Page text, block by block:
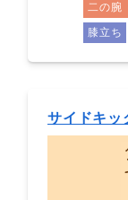
二の腕
膝立ち
サイドキッ